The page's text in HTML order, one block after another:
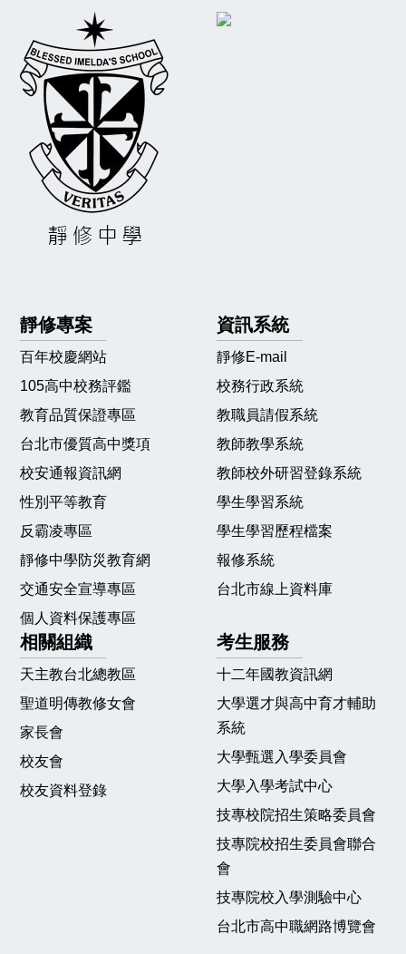
靜修專案
百年校慶網站
105高中校務評鑑
教育品質保證專區
台北市優質高中獎項
校安通報資訊網
性別平等教育
反霸凌專區
靜修中學防災教育網
交通安全宣導專區
個人資料保護專區
資訊系統
靜修E-mail
校務行政系統
教職員請假系統
教師教學系統
教師校外研習登錄系統
學生學習系統
學生學習歷程檔案
報修系統
台北市線上資料庫
相關組織
天主教台北總教區
聖道明傳教修女會
家長會
校友會
校友資料登錄
考生服務
十二年國教資訊網
大學選才與高中育才輔助
系統
大學甄選入學委員會
大學入學考試中心
技專校院招生策略委員會
技專院校招生委員會聯合
會
技專院校入學測驗中心
台北市高中職網路博覽會